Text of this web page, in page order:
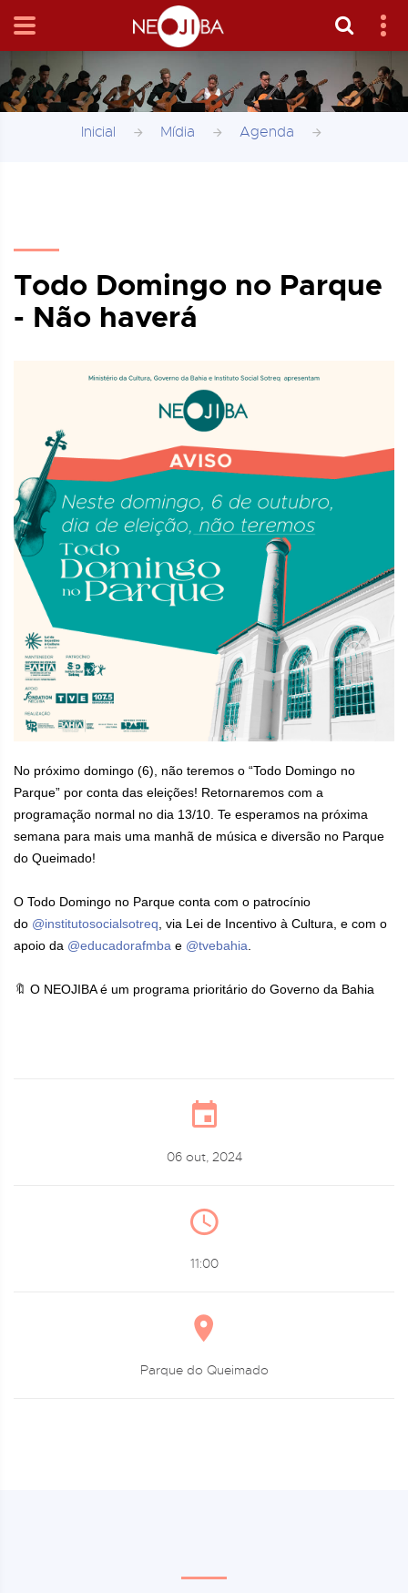
Inicial Mídia Agenda
Todo Domingo no Parque
- Não haverá
No próximo domingo (6), não teremos o “Todo Domingo no
Parque” por conta das eleições! Retornaremos com a
programação normal no dia 13/10. Te esperamos na próxima
semana para mais uma manhã de música e diversão no Parque
do Queimado!
O Todo Domingo no Parque conta com o patrocínio
do @institutosocialsotreq , via Lei de Incentivo à Cultura, e com o
apoio da @educadorafmba e @tvebahia
🔖 O NEOJIBA é um programa prioritário do Governo da Bahia
06 out, 2024
11:00
Parque do Queimado